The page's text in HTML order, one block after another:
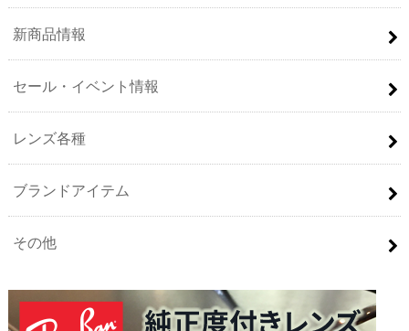
新商品情報
セール・イベント情報
レンズ各種
ブランドアイテム
その他